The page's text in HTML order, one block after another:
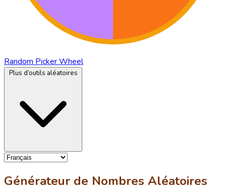
Random Picker Wheel
Générateur de Nombres Aléatoires